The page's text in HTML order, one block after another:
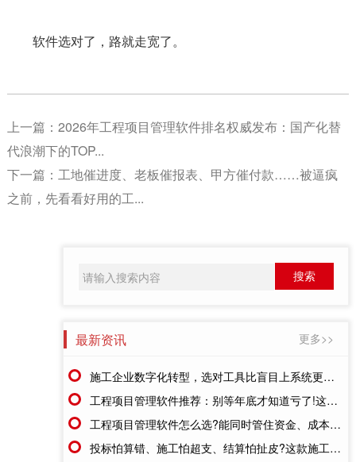
软件选对了，路就走宽了。
上一篇： 2026年工程项目管理软件排名权威发布：国产化替
代浪潮下的TOP...
下一篇： 工地催进度、老板催报表、甲方催付款……被逼疯
之前，先看看好用的工...
最新资讯 更多>>
施工企业数字化转型，选对工具比盲目上系统更重要
工程项目管理软件推荐：别等年底才知道亏了!这套系统让每一分钱都有迹可循
工程项目管理软件怎么选?能同时管住资金、成本、进度的才靠谱
投标怕算错、施工怕超支、结算怕扯皮?这款施工成本管理系统一招全解决